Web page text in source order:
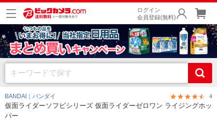
ログイン
会員登録(無料)
BANDAI｜バンダイ 4
仮面ライダーソフビシリーズ 仮面ライダーゼロワン ライジングホッ
パー